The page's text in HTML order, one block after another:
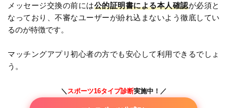
メッセージ交換の前には公的証明書による本人確認が必須と
なっており、不審なユーザーが紛れ込まないよう徹底してい
るのが特徴です。
マッチングアプリ初心者の方でも安心して利用できるでしょ
う。
＼ スポーツ16タイプ診断実施中！／